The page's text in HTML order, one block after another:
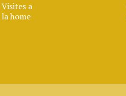
Visites a
la home